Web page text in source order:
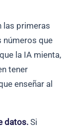
las primeras
números que
la IA mienta,
tener
enseñar al
datos. Si